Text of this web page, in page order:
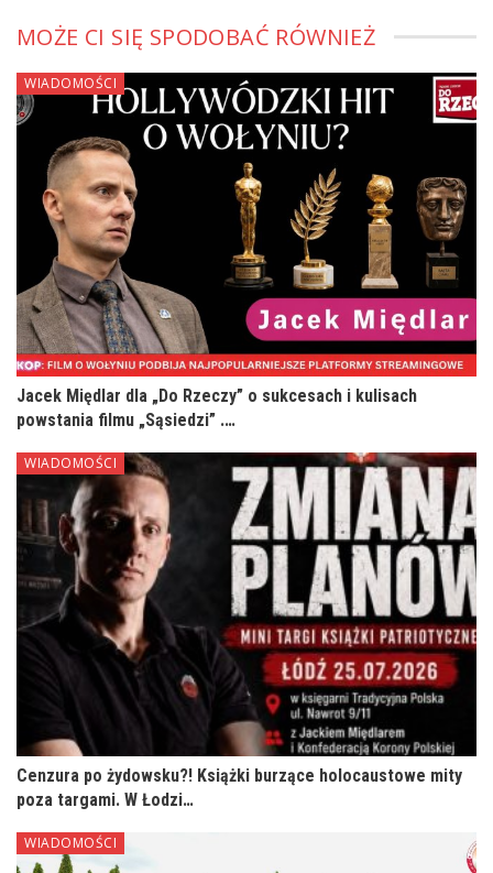
MOŻE CI SIĘ SPODOBAĆ RÓWNIEŻ
WIADOMOŚCI
Jacek Międlar dla „Do Rzeczy” o sukcesach i kulisach
powstania filmu „Sąsiedzi” .…
WIADOMOŚCI
Cenzura po żydowsku?! Książki burzące holocaustowe mity
poza targami. W Łodzi…
WIADOMOŚCI